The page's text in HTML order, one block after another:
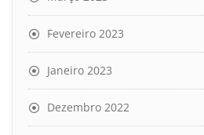
Fevereiro 2023
Janeiro 2023
Dezembro 2022